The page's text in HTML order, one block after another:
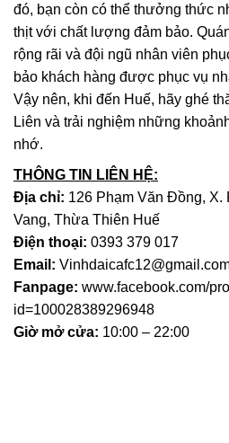
đó, bạn còn có thể thưởng thức
thịt với chất lượng đảm bảo.
rộng rãi và đội ngũ nhân viên
bảo khách hàng được phục vụ
Vậy nên, khi đến Huế, hãy ghé
Liên và trải nghiệm những
nhớ.
THÔNG TIN LIÊN HỆ:
Địa chỉ: 126 Phạm Văn Đồng,
Vang, Thừa Thiên Huế
Điện thoại: 0393 379 017
Email:
Fanpage: www.facebook.com/
id=100028389296948
Giờ mở cửa: 10:00 – 22:00